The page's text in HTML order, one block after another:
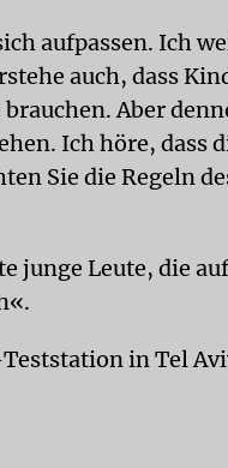
aufpassen. Ich
auch, dass
Aber
Ich höre, dass
Sie die Regeln
junge Leute, die
in Tel